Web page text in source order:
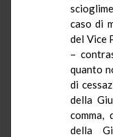
caso di
del Vice
–
quanto
di
della
comma,
della